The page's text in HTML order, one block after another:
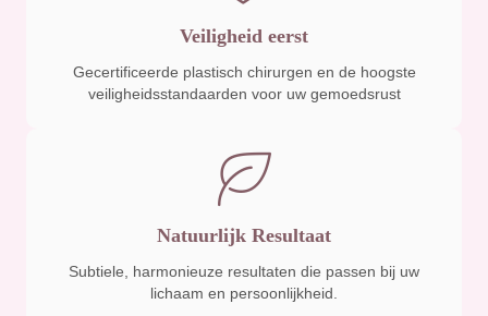
Veiligheid eerst
Gecertificeerde plastisch chirurgen en de hoogste
veiligheidsstandaarden voor uw gemoedsrust
Natuurlijk Resultaat
Subtiele, harmonieuze resultaten die passen bij uw
lichaam en persoonlijkheid.